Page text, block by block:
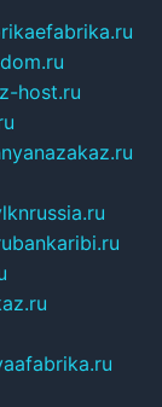
z-host.ru
bankaribi.ru